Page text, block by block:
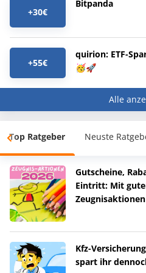
+30€
Bitpanda
+55€
quirion: ETF-
🥳🚀
Alle
Top Ratgeber Neuste
Gutscheine,
Eintritt: Mit
Kfz-
spart ihr